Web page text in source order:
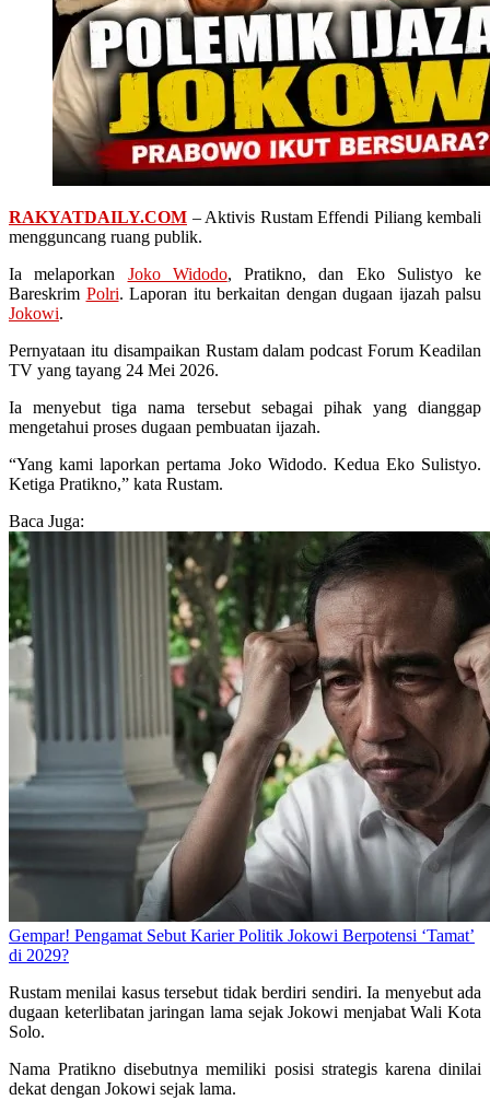
RAKYATDAILY.COM – Aktivis Rustam Effendi Piliang kembali
mengguncang ruang publik.
Ia melaporkan Joko Widodo, Pratikno, dan Eko Sulistyo ke
Bareskrim Polri. Laporan itu berkaitan dengan dugaan ijazah palsu
Jokowi.
Pernyataan itu disampaikan Rustam dalam podcast Forum Keadilan
TV yang tayang 24 Mei 2026.
Ia menyebut tiga nama tersebut sebagai pihak yang dianggap
mengetahui proses dugaan pembuatan ijazah.
“Yang kami laporkan pertama Joko Widodo. Kedua Eko Sulistyo.
Ketiga Pratikno,” kata Rustam.
Baca Juga:
Gempar! Pengamat Sebut Karier Politik Jokowi Berpotensi ‘Tamat’
di 2029?
Rustam menilai kasus tersebut tidak berdiri sendiri. Ia menyebut ada
dugaan keterlibatan jaringan lama sejak Jokowi menjabat Wali Kota
Solo.
Nama Pratikno disebutnya memiliki posisi strategis karena dinilai
dekat dengan Jokowi sejak lama.